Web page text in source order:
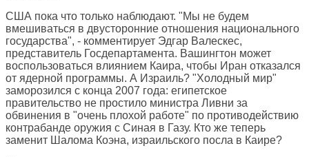
США пока что только наблюдают. "Мы не будем
вмешиваться в двусторонние отношения национального
государства", - комментирует Эдгар Валескес,
представитель Госдепартамента. Вашингтон может
воспользоваться влиянием Каира, чтобы Иран отказался
от ядерной программы. А Израиль? "Холодный мир"
заморозился с конца 2007 года: египетское
правительство не простило министра Ливни за
обвинения в "очень плохой работе" по противодействию
контрабанде оружия с Синая в Газу. Кто же теперь
заменит Шалома Коэна, израильского посла в Каире?